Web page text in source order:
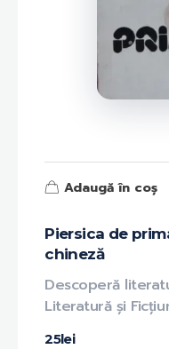
Piersica de
chineză
25lei
Descoperă
Literatură și
Adaugă în coș